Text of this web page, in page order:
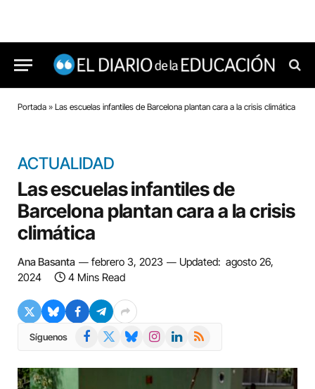
Portada » Las escuelas infantiles de Barcelona plantan cara a la crisis climática
ACTUALIDAD
Las escuelas infantiles de
Barcelona plantan cara a la crisis
climática
Ana Basanta febrero 3, 2023 Updated: agosto 26,
2024
4 Mins Read
Síguenos Facebook BlueskyInstagramLinkedIn
RSS